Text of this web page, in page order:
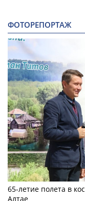
ФОТОРЕПОРТАЖ
65-летие полета в
Алтае